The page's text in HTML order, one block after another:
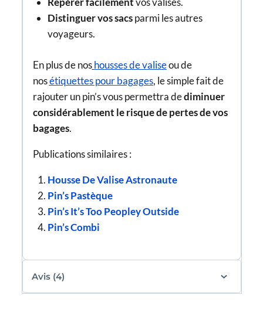
Distinguer vos sacsparmi les autres
voyageurs.
En plus de nos housses de valiseou de
nosétiquettes pour bagages, le simple fait de
rajouter un pin’s vous permettra dediminuer
considérablement le risque de pertes de vos
bagages.
Publications similaires :
Housse De Valise Astronaute
Pin’s Pastèque
Pin’s It’s Too Peopley Outside
Pin’s Combi
Avis (4)